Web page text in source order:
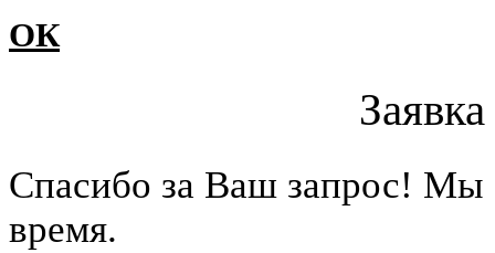
ОК
Cпасибо за Ваш запрос!
время.